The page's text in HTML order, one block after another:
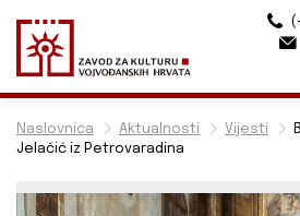
Naslovnica Aktualnosti Vijesti
Jelačić iz Petrovaradina